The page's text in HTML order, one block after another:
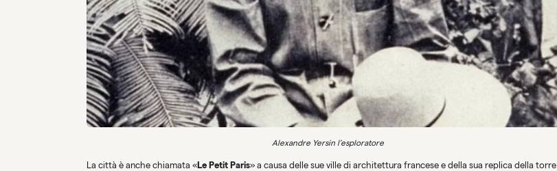
Alexandre Yersin l’esploratore
La città è anche chiamata «Le Petit Paris» a causa delle sue ville di architettura francese e della sua replica della torre